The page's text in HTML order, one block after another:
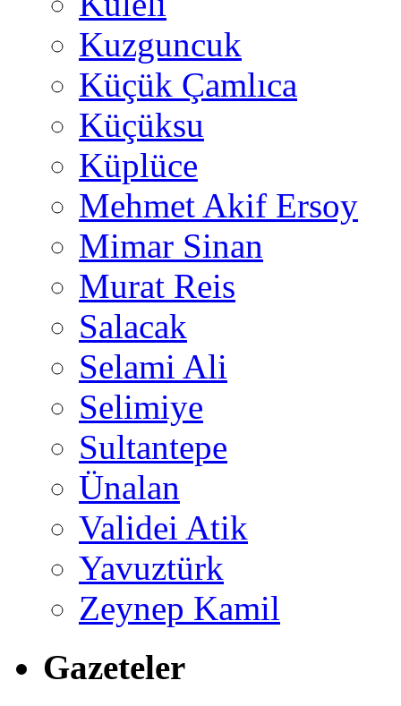
Kuzguncuk
Küçük Çamlıca
Küçüksu
Küplüce
Mehmet Akif Ersoy
Mimar Sinan
Murat Reis
Salacak
Selami Ali
Selimiye
Sultantepe
Ünalan
Validei Atik
Yavuztürk
Zeynep Kamil
Gazeteler